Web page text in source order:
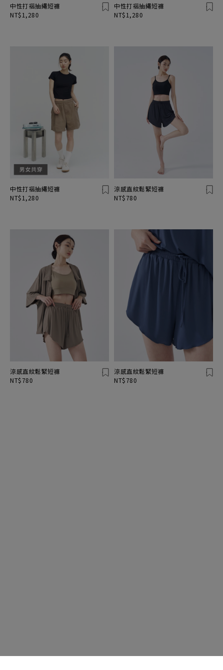
中性打褶抽繩短褲
NT$1,280
中性打褶抽繩短褲
NT$1,280
中性打褶抽繩短褲
NT$1,280
涼感直紋鬆緊短褲
NT$780
涼感直紋鬆緊短褲
NT$780
涼感直紋鬆緊短褲
NT$780